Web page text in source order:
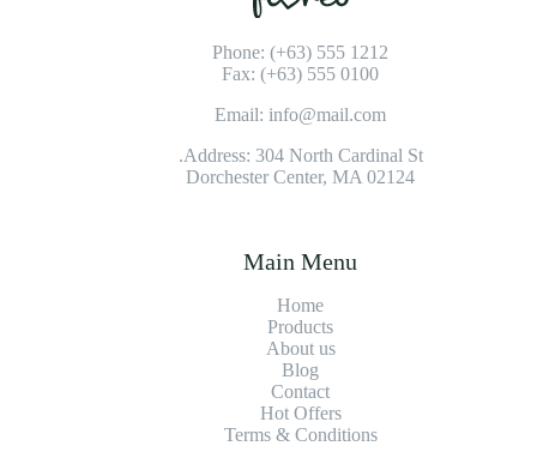
Phone: (+63) 555 1212
Fax: (+63) 555 0100
Email: info@mail.com
Address: 304 North Cardinal St.
Dorchester Center, MA 02124
Main Menu
Home
Products
About us
Blog
Contact
Hot Offers
Terms & Conditions